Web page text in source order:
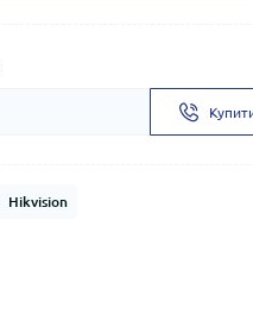
Hikvision